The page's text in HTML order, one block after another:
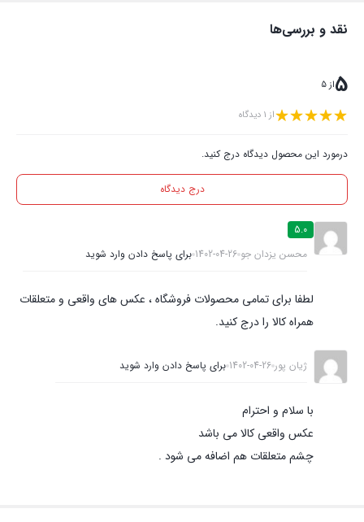
نقد و بررسی‌ها
5از 5
از 1 دیدگاه
درمورد این محصول دیدگاه درج کنید.
درج دیدگاه
5.0
محسن یزدان جو 1402-04-26 برای پاسخ دادن وارد شوید
لطفا برای تمامی محصولات فروشگاه ، عکس های واقعی و متعلقات
همراه کالا را درج کنید.
ژیان پور 1402-04-26 برای پاسخ دادن وارد شوید
با سلام و احترام
عکس واقعی کالا می باشد
چشم متعلقات هم اضافه می شود .